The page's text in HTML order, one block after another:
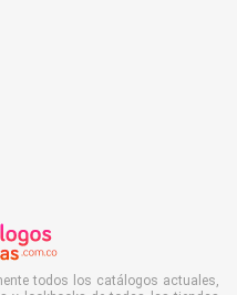
todos los catálogos actuales,